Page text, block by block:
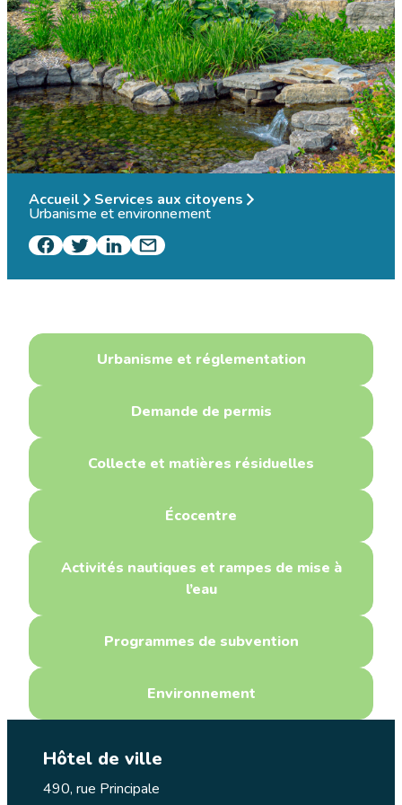
Accueil Services aux citoyens
Urbanisme et environnement
Urbanisme et réglementation
Demande de permis
Collecte et matières résiduelles
Écocentre
Activités nautiques et rampes de mise à
l’eau
Programmes de subvention
Environnement
Hôtel de ville
490, rue Principale